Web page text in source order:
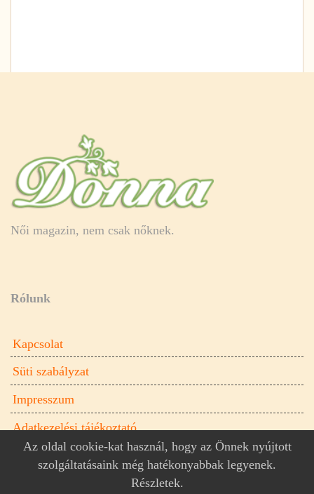
Női magazin, nem csak nőknek.
Rólunk
Kapcsolat
Süti szabályzat
Impresszum
Adatkezelési tájékoztató
Donna.hu női magazin © 2026
Az oldal cookie-kat használ, hogy az Önnek nyújtott
szolgáltatásaink még hatékonyabbak legyenek.
Részletek.